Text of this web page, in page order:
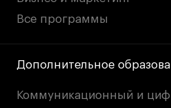
Все программы
Дополнительное
Коммуникационный и